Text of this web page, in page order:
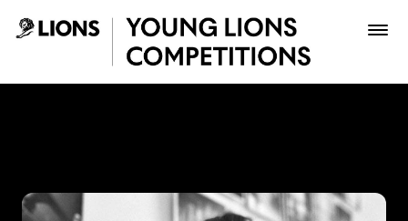
Saltar al contenido principal